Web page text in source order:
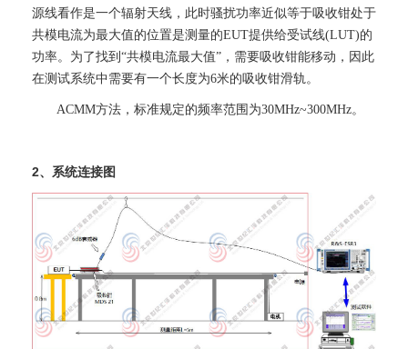
源线看作是一个辐射天线，此时骚扰功率近似等于吸收钳处于
共模电流为最大值的位置是测量的EUT提供给受试线(LUT)的
功率。为了找到“共模电流最大值”，需要吸收钳能移动，因此
在测试系统中需要有一个长度为6米的吸收钳滑轨。
ACMM方法，标准规定的频率范围为30MHz~300MHz。
2、系统连接图